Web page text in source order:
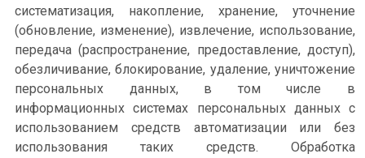
систематизация, накопление, хранение, уточнение
(обновление, изменение), извлечение, использование,
передача (распространение, предоставление, доступ),
обезличивание, блокирование, удаление, уничтожение
персональных данных, в том числе в
информационных системах персональных данных с
использованием средств автоматизации или без
использования таких средств. Обработка